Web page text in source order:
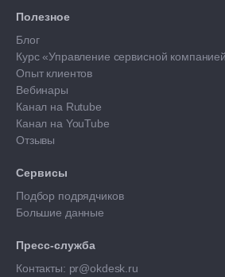
Полезное
Блог
Курс «Управление сервисной
Опыт клиентов
Вебинары
Канал на Rutube
Канал на YouTube
Отзывы
Сервисы
Подбор подрядчиков
Большие данные
Пресс-служба
Контакты: pr@okdesk.ru